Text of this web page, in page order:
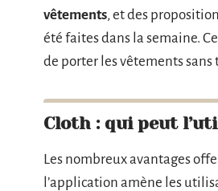
vêtements, et des
été faites dans la semaine.
de porter les vêtements sans
Cloth : qui peut
Les nombreux avantages
l’application amène les